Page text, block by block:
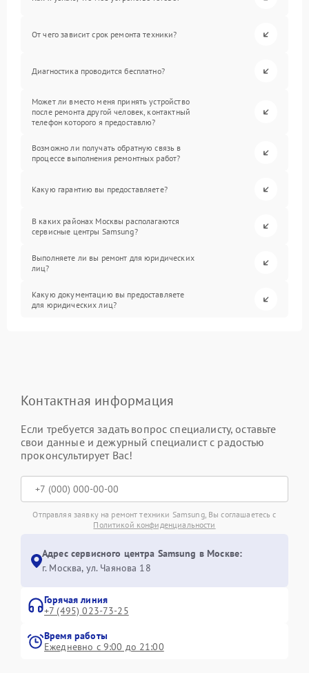
От чего зависит срок ремонта техники?
Диагностика проводится бесплатно?
Может ли вместо меня принять устройство
после ремонта другой человек, контактный
телефон которого я предоставлю?
Возможно ли получать обратную связь в
процессе выполнения ремонтных работ?
Какую гарантию вы предоставляете?
В каких районах Москвы располагаются
сервисные центры Samsung?
Выполняете ли вы ремонт для юридических
лиц?
Какую документацию вы предоставляете
для юридических лиц?
Контактная информация
Если требуется задать вопрос специалисту, оставьте
свои данные и дежурный специалист с радостью
проконсультирует Вас!
Отправляя заявку на ремонт техники Samsung, Вы соглашаетесь с
Политикой конфиденциальности
Адрес сервисного центра Samsung в Москве:
г. Москва, ул. Чаянова 18
Горячая линия
+7 (495) 023-73-25
Время работы
Ежедневно с 9:00 до 21:00